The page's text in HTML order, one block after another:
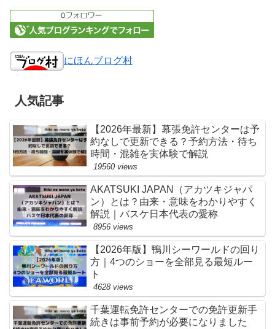
にほんブログ村
人気記事
【2026年最新】幕張免許センターは予
約なしで更新できる？予約方法・待ち
時間・混雑を実体験で解説
19560 views
AKATSUKI JAPAN（アカツキジャパ
ン）とは？由来・意味をわかりやすく
解説｜バスケ日本代表の愛称
8956 views
【2026年版】鴨川シーワールドの回り
方｜4つのショーを全部見る最短ルー
ト
4628 views
千葉運転免許センターでの免許更新手
続きは事前予約が必要になりました